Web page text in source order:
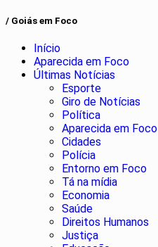
/ Goiás em Foco
Início
Aparecida em Foco
Últimas Notícias
Esporte
Giro de Notícias
Política
Aparecida em Foco
Cidades
Polícia
Entorno em Foco
Tá na mídia
Economia
Saúde
Direitos Humanos
Justiça